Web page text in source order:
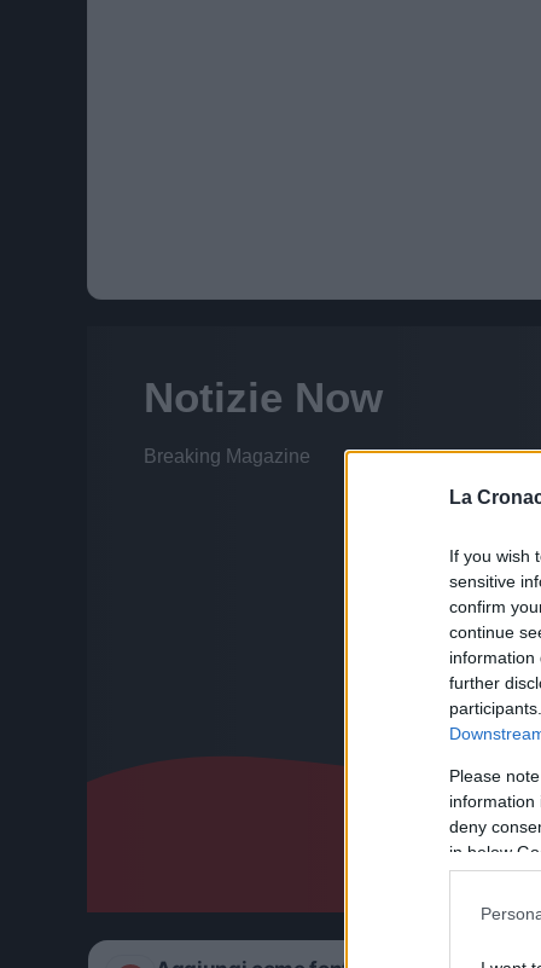
La
If you wish
sensitive
confirm
continue
information
further
Please
information
deny
in below